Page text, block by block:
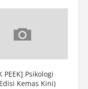
PEEK] Psikologi
Kemas Kini)